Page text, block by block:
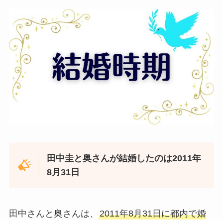
田中圭と奥さんが結婚したのは2011年
8月31日
田中さんと奥さんは、 2011年8月31日に都内で婚